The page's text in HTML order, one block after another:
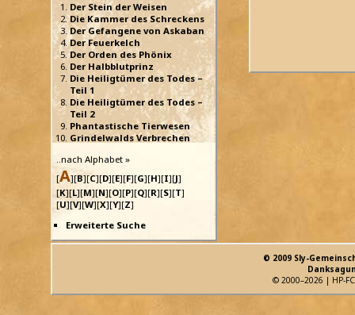
Der Stein der Weisen
Die Kammer des Schreckens
Der Gefangene von Askaban
Der Feuerkelch
Der Orden des Phönix
Der Halbblutprinz
Die Heiligtümer des Todes –
Teil 1
Die Heiligtümer des Todes –
Teil 2
Phantastische Tierwesen
Grindelwalds Verbrechen
..nach Alphabet »
[A][B][C][D][E][F][G][H][I][J]
[K][L][M][N][O][P][Q][R][S][T]
[U][V][W][X][Y][Z]
Erweiterte Suche
© 2009 Sly-
© 2000–2026 | HP-